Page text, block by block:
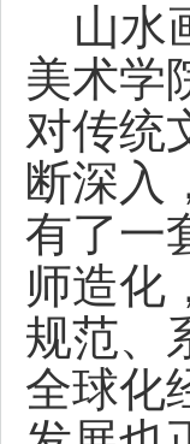
山水
美术学
对传统
断深入
有了一
师造化
规范、
全球化